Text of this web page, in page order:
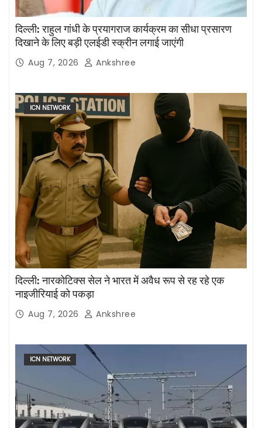
दिल्ली: राहुल गांधी के प्रयागराज कार्यक्रम का सीधा प्रसारण
दिखाने के लिए बड़ी एलईडी स्क्रीन लगाई जाएंगी
Aug 7, 2026 Ankshree
ICN NETWORK
दिल्ली: नारकोटिक्स सेल ने भारत में अवैध रूप से रह रहे एक
नाइजीरियाई को पकड़ा
Aug 7, 2026 Ankshree
ICN NETWORK